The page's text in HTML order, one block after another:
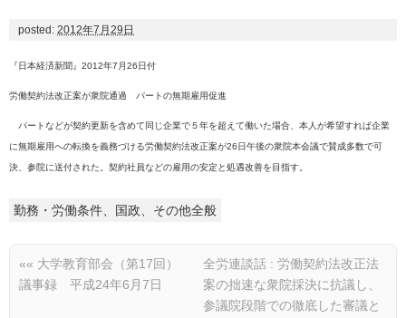
posted: 2012年7月29日
『日本経済新聞』2012年7月26日付
労働契約法改正案が衆院通過 パートの無期雇用促進
パートなどが契約更新を含めて同じ企業で５年を超えて働いた場合、本人が希望すれば企業
に無期雇用への転換を義務づける労働契約法改正案が26日午後の衆院本会議で賛成多数で可
決、参院に送付された。契約社員などの雇用の安定と処遇改善を目指す。
勤務・労働条件、国政、その他全般
«« 大学教育部会（第17回）
議事録 平成24年6月7日
全労連談話 : 労働契約法改正法
案の拙速な衆院採決に抗議し、
参議院段階での徹底した審議と